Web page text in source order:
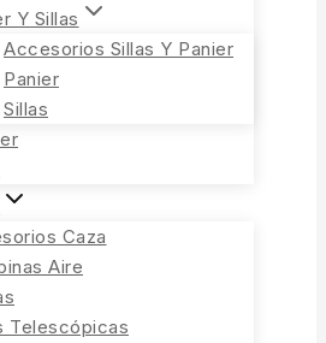
Y Sillas
Accesorios Sillas Y Panier
Panier
Sillas
Caza
Aire
Telescópicas